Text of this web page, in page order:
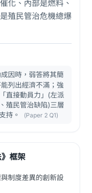
化、內部是燃料、
殖民管治危機總爆
因時，弱答將其簡
列出經濟不滿；強
直接動員力」(左派
殖民管治缺陷)三層
持。
(Paper 2 Q1)
框架
制度差異的創新設